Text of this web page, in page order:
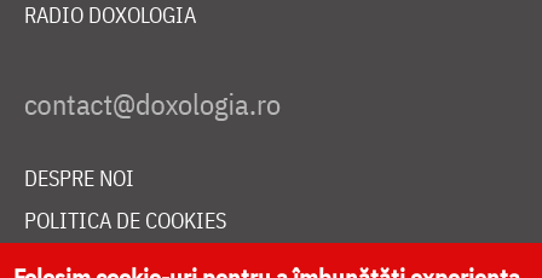
RADIO DOXOLOGIA
DESPRE NOI
POLITICA DE COOKIES
DONEAZĂ ONLINE PENTRU CATEDRALA NAȚIONALĂ